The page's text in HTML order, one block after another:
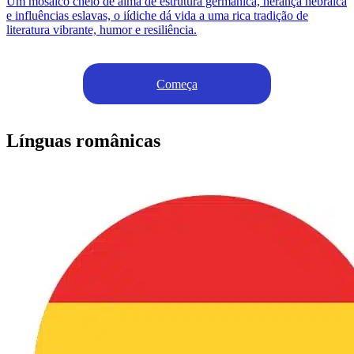
e influências eslavas, o iídiche dá vida a uma rica tradição de
literatura vibrante, humor e resiliência.
Começa
Línguas românicas